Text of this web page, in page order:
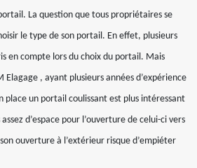
La question que tous propriétaires se
le type de son portail. En effet, plusieurs
en compte lors du choix du portail. Mais
Elagage , ayant plusieurs années d’expérience
place un portail coulissant est plus intéressant
d’espace pour l’ouverture de celui-ci vers
ouverture à l’extérieur risque d’empiéter